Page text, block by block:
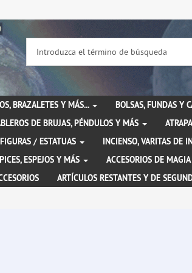
BRAZALETES Y MÁS...
BOLSAS, FUNDAS Y
DE BRUJAS, PÉNDULOS Y MÁS
FIGURAS / ESTATUAS
INCIENSO, VARITAS DE
ESPEJOS Y MÁS ACCESORIOS DE
ARTÍCULOS RESTANTES Y DE